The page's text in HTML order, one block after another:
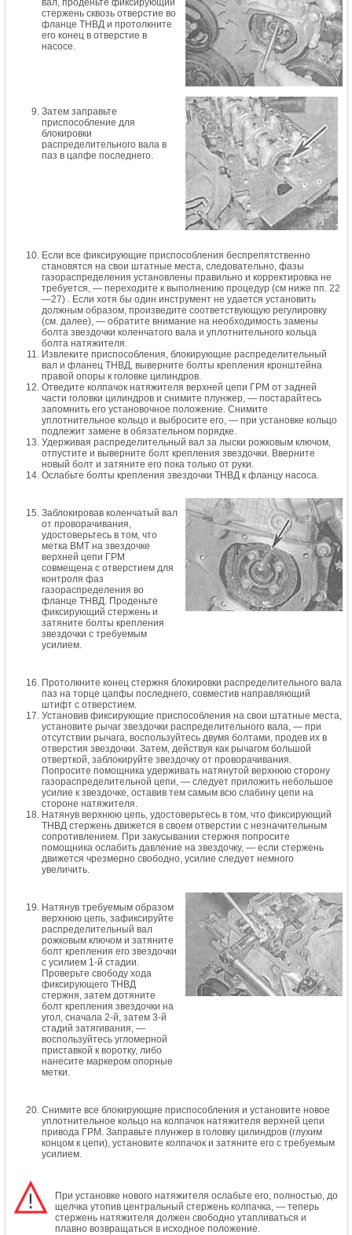
вал, проденьте фиксирующий
стержень сквозь отверстие во
фланце ТНВД и протолкните
его конец в отверстие в
насосе.
Затем заправьте
приспособление для
блокировки
распределительного вала в
паз в цапфе последнего.
Если все фиксирующие приспособления беспрепятственно
становятся на свои штатные места, следовательно, фазы
газораспределения установлены правильно и корректировка не
требуется, — переходите к выполнению процедур (см ниже пп. 22
—27) . Если хотя бы один инструмент не удается установить
должным образом, произведите соответствующую регулировку
(см. далее), — обратите внимание на необходимость замены
болта звездочки коленчатого вала и уплотнительного кольца
болта натяжителя.
Извлеките приспособления, блокирующие распределительный
вал и фланец ТНВД, выверните болты крепления кронштейна
правой опоры к головке цилиндров.
Отведите колпачок натяжителя верхней цепи ГРМ от задней
части головки цилиндров и снимите плунжер, — постарайтесь
запомнить его установочное положение. Снимите
уплотнительное кольцо и выбросите его, — при установке кольцо
подлежит замене в обязательном порядке.
Удерживая распределительный вал за лыски рожковым ключом,
отпустите и выверните болт крепления звездочки. Вверните
новый болт и затяните его пока только от руки.
Ослабьте болты крепления звездочки ТНВД к фланцу насоса.
Заблокировав коленчатый вал
от проворачивания,
удостоверьтесь в том, что
метка ВМТ на звездочке
верхней цепи ГРМ
совмещена с отверстием для
контроля фаз
газораспределения во
фланце ТНВД. Проденьте
фиксирующий стержень и
затяните болты крепления
звездочки с требуемым
усилием.
Протолкните конец стержня блокировки распределительного вала
паз на торце цапфы последнего, совместив направляющий
штифт с отверстием.
Установив фиксирующие приспособления на свои штатные места,
установите рычаг звездочки распределительного вала, — при
отсутствии рычага, воспользуйтесь двумя болтами, продев их в
отверстия звездочки. Затем, действуя как рычагом большой
отверткой, заблокируйте звездочку от проворачивания.
Попросите помощника удерживать натянутой верхнюю сторону
газораспределительной цепи, — следует приложить небольшое
усилие к звездочке, оставив тем самым всю слабину цепи на
стороне натяжителя.
Натянув верхнюю цепь, удостоверьтесь в том, что фиксирующий
ТНВД стержень движется в своем отверстии с незначительным
сопротивлением. При закусывании стержня попросите
помощника ослабить давление на звездочку, — если стержень
движется чрезмерно свободно, усилие следует немного
увеличить.
Натянув требуемым образом
верхнюю цепь, зафиксируйте
распределительный вал
рожковым ключом и затяните
болт крепления его звездочки
с усилием 1-й стадии.
Проверьте свободу хода
фиксирующего ТНВД
стержня, затем дотяните
болт крепления звездочки на
угол, сначала 2-й, затем 3-й
стадий затягивания, —
воспользуйтесь угломерной
приставкой к воротку, либо
нанесите маркером опорные
метки.
Снимите все блокирующие приспособления и установите новое
уплотнительное кольцо на колпачок натяжителя верхней цепи
привода ГРМ. Заправьте плунжер в головку цилиндров (глухим
концом к цепи), установите колпачок и затяните его с требуемым
усилием.
При установке нового натяжителя ослабьте его, полностью, до
щелчка утопив центральный стержень колпачка, — теперь
стержень натяжителя должен свободно утапливаться и
плавно возвращаться в исходное положение.